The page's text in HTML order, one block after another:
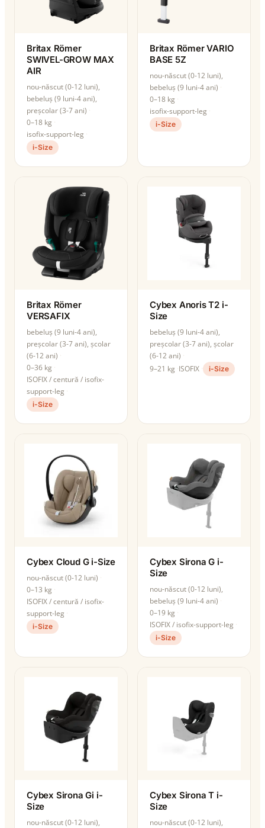
Britax Römer
SWIVEL-GROW MAX
AIR
nou-născut (0-12 luni),
bebeluș (9 luni-4 ani),
preșcolar (3-7 ani)
0–18 kg
isofix-support-leg
i-Size
Britax Römer VARIO
BASE 5Z
nou-născut (0-12 luni),
bebeluș (9 luni-4 ani)
0–18 kg
isofix-support-leg
i-Size
Britax Römer
VERSAFIX
bebeluș (9 luni-4 ani),
preșcolar (3-7 ani), școlar
(6-12 ani)
0–36 kg
ISOFIX / centură / isofix-
support-leg
i-Size
Cybex Anoris T2 i-
Size
bebeluș (9 luni-4 ani),
preșcolar (3-7 ani), școlar
(6-12 ani)
9–21 kg ISOFIX i-Size
Cybex Cloud G i-Size
nou-născut (0-12 luni)
0–13 kg
ISOFIX / centură / isofix-
support-leg
i-Size
Cybex Sirona G i-
Size
nou-născut (0-12 luni),
bebeluș (9 luni-4 ani)
0–19 kg
ISOFIX / isofix-support-leg
i-Size
Cybex Sirona Gi i-
Size
nou-născut (0-12 luni),
Cybex Sirona T i-
Size
nou-născut (0-12 luni),